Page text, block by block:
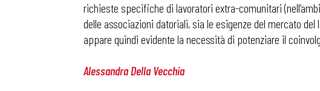
Bollettini ADAPT
Articoli
richieste specifiche di lavoratori extra-comunitari
delle associazioni datoriali, sia le esigenze del mercato
appare quindi evidente la necessità di potenziare il
Alessandra Della Vecchia